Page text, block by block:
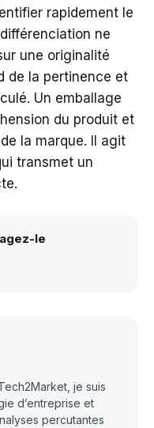
rapidement le
ne
une originalité
de la pertinence et
Un emballage
du produit et
la marque. Il agit
transmet un
le
je suis
d’entreprise et
percutantes